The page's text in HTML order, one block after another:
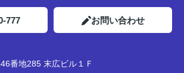
777 お問い合わせ
番地285 末広ビル１Ｆ